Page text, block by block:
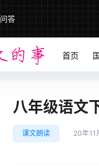
问答
首页
八年级语文
课文朗读 20年11